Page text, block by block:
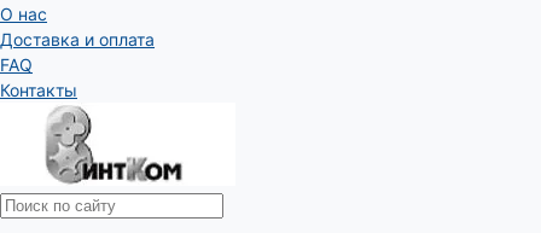
О нас
Доставка и оплата
FAQ
Контакты